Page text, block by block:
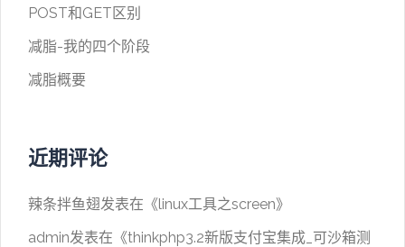
POST和GET区别
减脂-我的四个阶段
减脂概要
近期评论
辣条拌鱼翅发表在《linux工具之screen》
admin发表在《thinkphp3.2新版支付宝集成_可沙箱测